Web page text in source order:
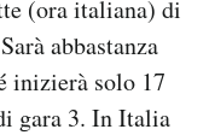
(ora italiana) di
abbastanza
inizierà solo 17
gara 3. In Italia